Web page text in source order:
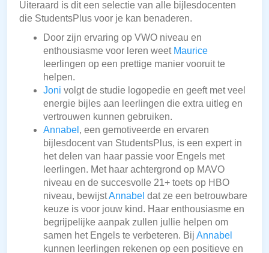
Uiteraard is dit een selectie van alle bijlesdocenten
die StudentsPlus voor je kan benaderen.
Door zijn ervaring op VWO niveau en
enthousiasme voor leren weet Maurice
leerlingen op een prettige manier vooruit te
helpen.
Joni volgt de studie logopedie en geeft met veel
energie bijles aan leerlingen die extra uitleg en
vertrouwen kunnen gebruiken.
Annabel , een gemotiveerde en ervaren
bijlesdocent van StudentsPlus, is een expert in
het delen van haar passie voor Engels met
leerlingen. Met haar achtergrond op MAVO
niveau en de succesvolle 21+ toets op HBO
niveau, bewijstAnnabel dat ze een betrouwbare
keuze is voor jouw kind. Haar enthousiasme en
begrijpelijke aanpak zullen jullie helpen om
samen het Engels te verbeteren. Bij Annabel
kunnen leerlingen rekenen op een positieve en